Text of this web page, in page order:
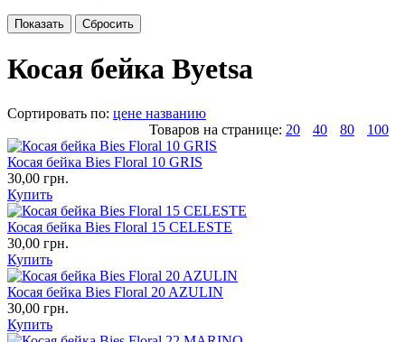
Косая бейка Byetsa
Сортировать по: цене названию
Товаров на странице: 20 40 80 100
Косая бейка Bies Floral 10 GRIS
30,00 грн.
Купить
Косая бейка Bies Floral 15 CELESTE
30,00 грн.
Купить
Косая бейка Bies Floral 20 AZULIN
30,00 грн.
Купить